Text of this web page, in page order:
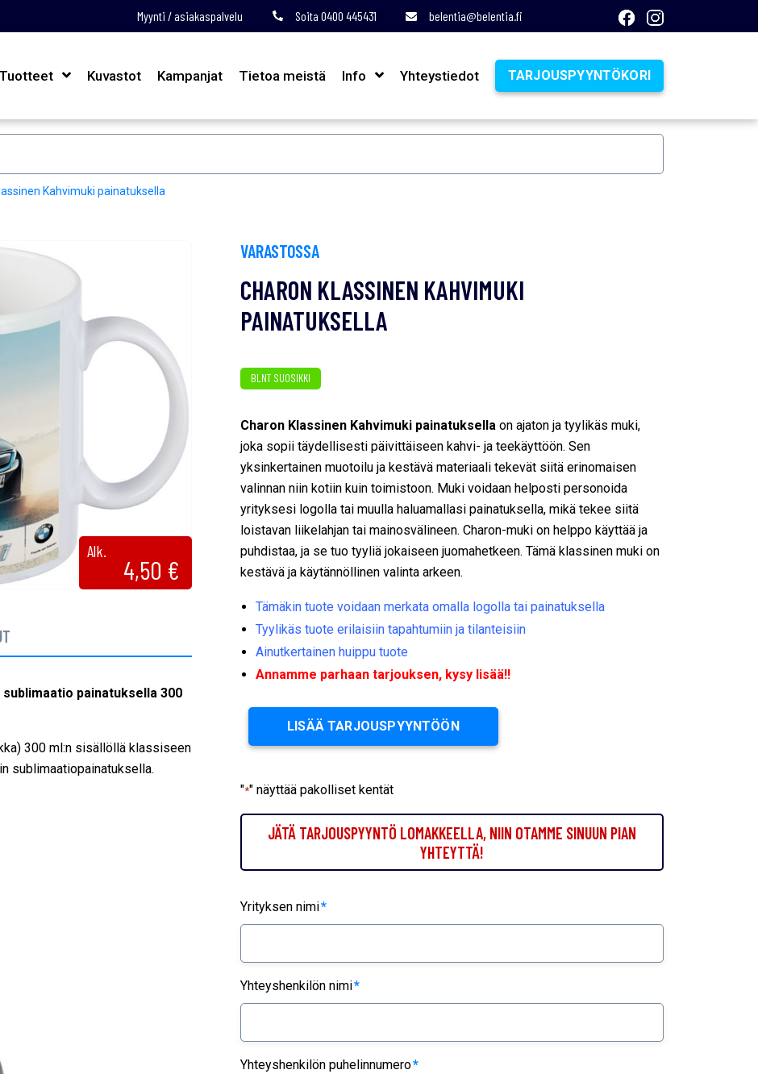
Myynti / asiakaspalvelu Soita 0400 445431 belentia@belentia.fi
Tuotteet Kuvastot Kampanjat Tietoa meistä Info Yhteystiedot TARJOUSPYYNTÖKORI
Kahvimuki painatuksella
Alk.
4,50 €
painatuksella 300
300 ml:n sisällöllä klassiseen
sublimaatiopainatuksella.
VARASTOSSA
CHARON KLASSINEN KAHVIMUKI
PAINATUKSELLA
BLNT SUOSIKKI
Charon Klassinen Kahvimuki painatuksella on ajaton ja tyylikäs muki,
joka sopii täydellisesti päivittäiseen kahvi- ja teekäyttöön. Sen
yksinkertainen muotoilu ja kestävä materiaali tekevät siitä erinomaisen
valinnan niin kotiin kuin toimistoon. Muki voidaan helposti personoida
yrityksesi logolla tai muulla haluamallasi painatuksella, mikä tekee siitä
loistavan liikelahjan tai mainosvälineen. Charon-muki on helppo käyttää ja
puhdistaa, ja se tuo tyyliä jokaiseen juomahetkeen. Tämä klassinen muki on
kestävä ja käytännöllinen valinta arkeen.
Tämäkin tuote voidaan merkata omalla logolla tai painatuksella
Tyylikäs tuote erilaisiin tapahtumiin ja tilanteisiin
Ainutkertainen huippu tuote
Annamme parhaan tarjouksen, kysy lisää!!
LISÄÄ TARJOUSPYYNTÖÖN
"*" näyttää pakolliset kentät
JÄTÄ TARJOUSPYYNTÖ LOMAKKEELLA, NIIN OTAMME SINUUN PIAN
YHTEYTTÄ!
Yrityksen nimi*
Yhteyshenkilön nimi*
Yhteyshenkilön puhelinnumero*